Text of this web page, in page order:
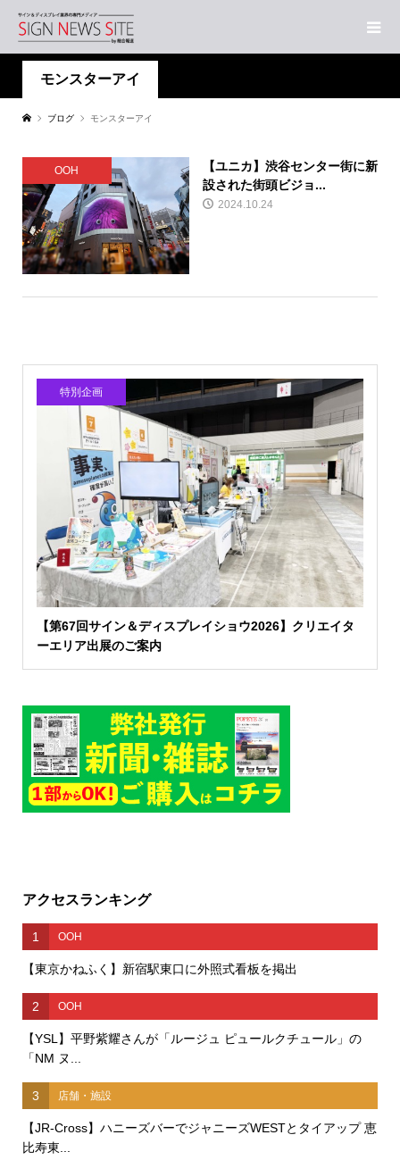
モンスターアイ
ブログ モンスターアイ
OOH
【ユニカ】渋谷センター街に新
設された街頭ビジョ...
2024.10.24
特別企画
【第67回サイン＆ディスプレイショウ2026】クリエイタ
ーエリア出展のご案内
アクセスランキング
1 OOH
【東京かねふく】新宿駅東口に外照式看板を掲出
2 OOH
【YSL】平野紫耀さんが「ルージュ ピュールクチュール」の
「NM ヌ...
3 店舗・施設
【JR-Cross】ハニーズバーでジャニーズWESTとタイアップ 恵
比寿東...